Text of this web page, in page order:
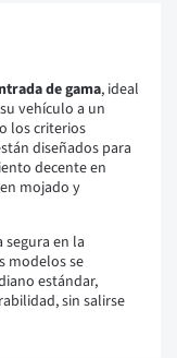
de gama, ideal
vehículo a un
los criterios
diseñados para
decente en
mojado y
segura en la
modelos se
estándar,
sin salirse